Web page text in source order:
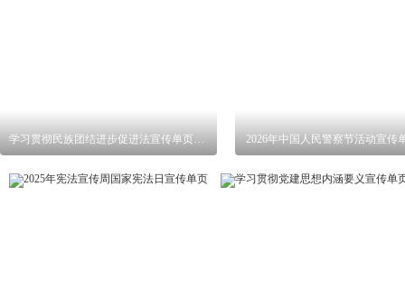
学习贯彻民族团结进步促进法宣传单页设计 2026年中国人民警察节活动宣传